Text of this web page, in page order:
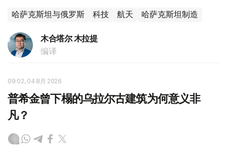
哈萨克斯坦与俄罗斯 科技 航天 哈萨克斯坦制造
木合塔尔 木拉提
编译
09:02, 04 8月 2026
普希金曾下榻的乌拉尔古建筑为何意义非
凡？